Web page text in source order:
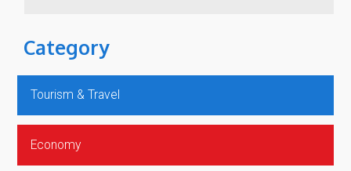
Category
Tourism & Travel
Economy